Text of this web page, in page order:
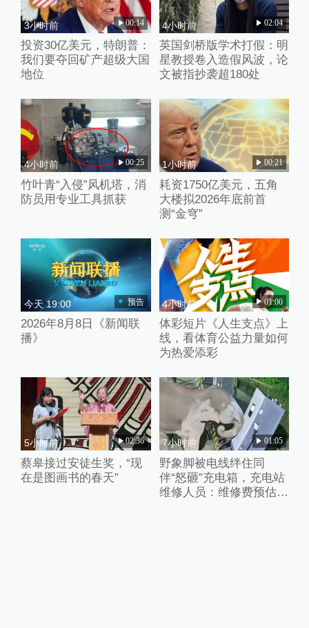
3小时前 00:14
投资30亿美元，特朗普：
我们要夺回矿产超级大国
地位
4小时前 02:04
英国剑桥版学术打假：明
星教授卷入造假风波，论
文被指抄袭超180处
4小时前 00:25
竹叶青“入侵”风机塔，消
防员用专业工具抓获
1小时前 00:21
耗资1750亿美元，五角
大楼拟2026年底前首
测“金穹”
今天 19:00 预告
2026年8月8日《新闻联
播》
4小时前 01:00
体彩短片《人生支点》上
线，看体育公益力量如何
为热爱添彩
5小时前 02:36
蔡皋接过安徒生奖，“现
在是图画书的春天”
7小时前 01:05
野象脚被电线绊住同
伴“怒砸”充电箱，充电站
维修人员：维修费预估2